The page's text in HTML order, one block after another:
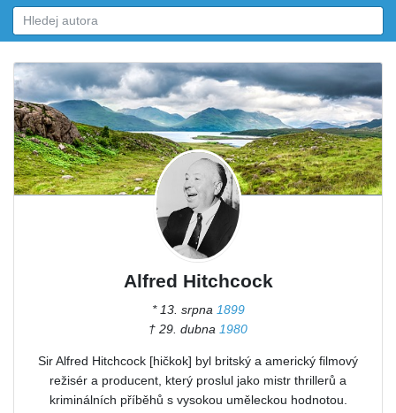
Alfred Hitchcock
* 13. srpna 1899
† 29. dubna 1980
Sir Alfred Hitchcock [hičkok] byl britský a americký filmový
režisér a producent, který proslul jako mistr thrillerů a
kriminálních příběhů s vysokou uměleckou hodnotou.